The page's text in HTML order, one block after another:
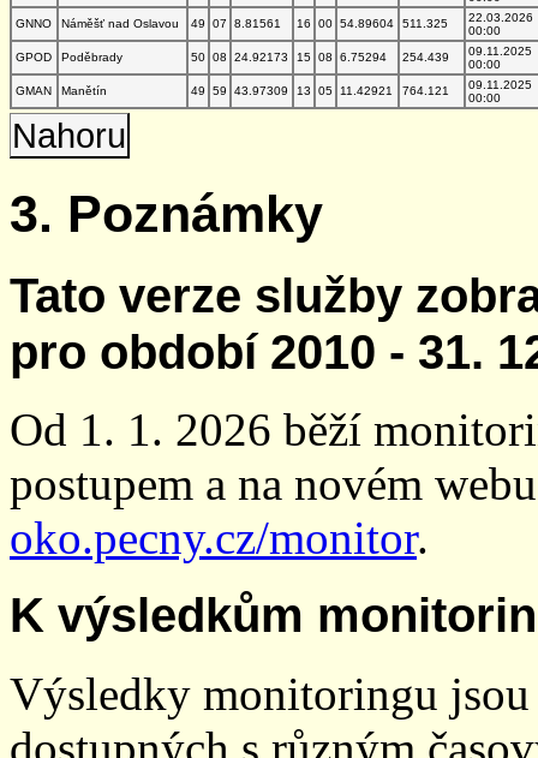
GNNO
Náměšť nad Oslavou 49 07 8.81561 16 00 54.89604 511.325
22.03.2026
00:00
GPOD
Poděbrady 50 08 24.92173 15 08 6.75294 254.439
09.11.2025
00:00
GMAN
Manětín 49 59 43.97309 13 05 11.42921 764.121
09.11.2025
00:00
Nahoru
3. Poznámky
Tato verze služby
pro období 2010 - 31.
Od 1. 1. 2026 běží
postupem a na novém
oko.pecny.cz/monitor.
K výsledkům
Výsledky monitoringu
dostupných s různým